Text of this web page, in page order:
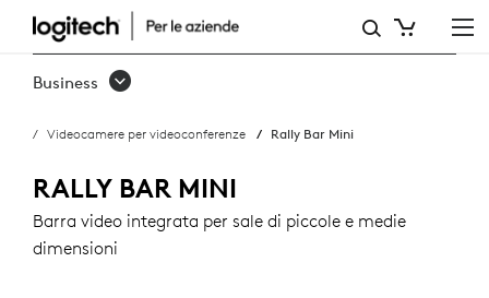
RALLY
BAR
Business
Videocamere per videoconferenze Rally Bar Mini
RALLY BAR MINI
Barra video integrata per sale di piccole e medie
dimensioni